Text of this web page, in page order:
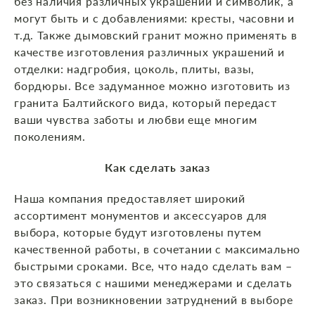
могут быть и с добавлениями: кресты, часовни и
т.д. Также дымовский гранит можно применять в
качестве изготовления различных украшений и
отделки: надгробия, цоколь, плиты, вазы,
бордюры. Все задуманное можно изготовить из
гранита Балтийского вида, который передаст
ваши чувства заботы и любви еще многим
поколениям.
Как сделать заказ
Наша компания предоставляет широкий
ассортимент монументов и аксессуаров для
выбора, которые будут изготовлены путем
качественной работы, в сочетании с максимально
быстрыми сроками. Все, что надо сделать вам –
это связаться с нашими менеджерами и сделать
заказ. При возникновении затруднений в выборе